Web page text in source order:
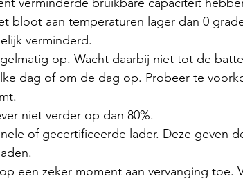
bloot aan temperaturen lager dan 0
verminderd.
op. Wacht daarbij niet tot de
dag of om de dag op. Probeer te
niet verder op dan 80%.
of gecertificeerde lader. Deze geven
een zeker moment aan vervanging toe.